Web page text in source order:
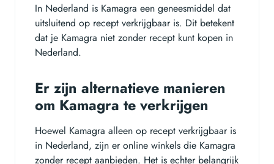
In Nederland is Kamagra een geneesmiddel dat
uitsluitend op recept verkrijgbaar is. Dit betekent
dat je Kamagra niet zonder recept kunt kopen in
Nederland.
Er zijn alternatieve manieren
om Kamagra te verkrijgen
Hoewel Kamagra alleen op recept verkrijgbaar is
in Nederland, zijn er online winkels die Kamagra
zonder recept aanbieden. Het is echter belangrijk